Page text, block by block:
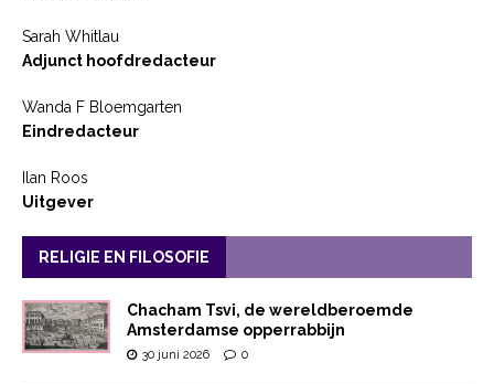
Sarah Whitlau
Adjunct hoofdredacteur
Wanda F Bloemgarten
Eindredacteur
Ilan Roos
Uitgever
RELIGIE EN FILOSOFIE
Chacham Tsvi, de wereldberoemde
Amsterdamse opperrabbijn
30 juni 2026 0